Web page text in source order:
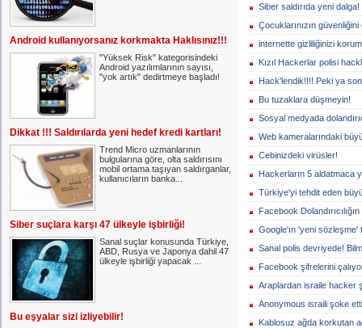
Android kullanıyorsanız korkmakta Haklısınız!!!
"Yüksek Risk" kategorisindeki
Android yazılımlarının sayısı,
"yok artık" dedirtmeye başladı!
Dikkat !!! Saldırılarda yeni hedef kredi kartları!
Trend Micro uzmanlarının
bulgularına göre, olta saldırısını
mobil ortama taşıyan saldırganlar,
kullanıcıların banka...
Siber suçlara karşı 47 ülkeyle işbirliği!
Sanal suçlar konusunda Türkiye,
ABD, Rusya ve Japonya dahil 47
ülkeyle işbirliği yapacak ...
Bu eşyalar sizi izliyebilir!
Siber saldırıda yeni dalga!
Çocuklarınızın
internette gizliliğinizi
Kızıl Hackerlar polisi
Hack'lendik!!!! Peki ya
Bu tuzaklara düşmeyin!
Sosyal medyada
Web kameralarındaki
Cebinizdeki virüsler!
Hackerların 5 aldatmaca
Türkiye'yi tehdit eden
Facebook
Google'ın 'yeni sözleşme'
Sanal polis devriyede!
Facebook şifrelerini
Araplardan israile hacker
Anonymous israili şoke
Kablosuz ağda korkutan